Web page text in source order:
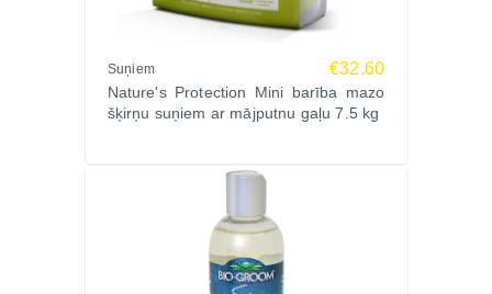
Suņiem €32.60
Nature's Protection Mini barība mazo
šķirņu suņiem ar mājputnu gaļu 7.5 kg